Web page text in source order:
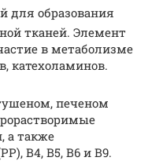
для образования
тканей. Элемент
в метаболизме
катехоламинов.
печеном
а также
B4, B5, B6 и B9.